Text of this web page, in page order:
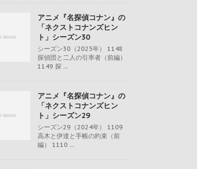
アニメ『名探偵コナン』の
「ネクストコナンズヒン
ト」シーズン30
シーズン30（2025年） 1148
探偵団と二人の引率者（前編）
1149 探 ...
アニメ『名探偵コナン』の
「ネクストコナンズヒン
ト」シーズン29
シーズン29（2024年） 1109
高木と伊達と手帳の約束（前
編） 1110 ...